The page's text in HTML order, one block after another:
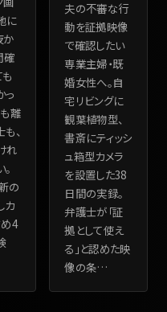
に
か
確
っ
離
、
れ
の
カ
4
夫の不審な行
動を証拠映像
で確認したい
専業主婦・既
婚女性へ。自
宅リビングに
観葉植物型、
書斎にティッシ
ュ箱型カメラ
を設置した38
日間の実録。
弁護士が「証
拠として使え
る」と認めた映
像の条…